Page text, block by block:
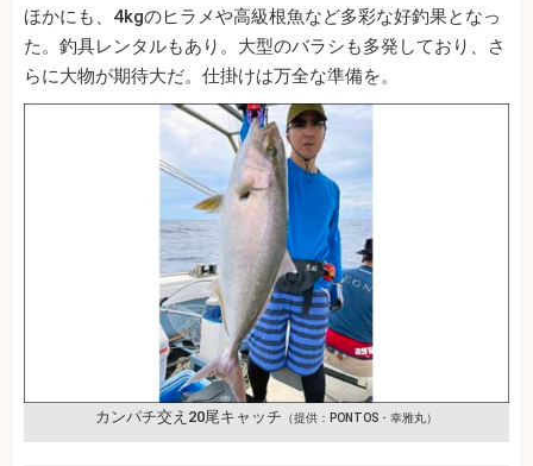
ほかにも、4kgのヒラメや高級根魚など多彩な好釣果となっ
た。釣具レンタルもあり。大型のバラシも多発しており、さ
らに大物が期待大だ。仕掛けは万全な準備を。
カンパチ交え20尾キャッチ （提供：PONTOS・幸雅丸）